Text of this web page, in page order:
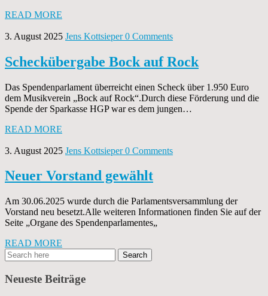
READ MORE
3. August 2025 Jens Kottsieper0 Comments
Scheckübergabe Bock auf Rock
Das Spendenparlament überreicht einen Scheck über 1.950 Euro
dem Musikverein „Bock auf Rock“.Durch diese Förderung und die
Spende der Sparkasse HGP war es dem jungen…
READ MORE
3. August 2025 Jens Kottsieper0 Comments
Neuer Vorstand gewählt
Am 30.06.2025 wurde durch die Parlamentsversammlung der
Vorstand neu besetzt.Alle weiteren Informationen finden Sie auf der
Seite „Organe des Spendenparlamentes„
READ MORE
Neueste Beiträge